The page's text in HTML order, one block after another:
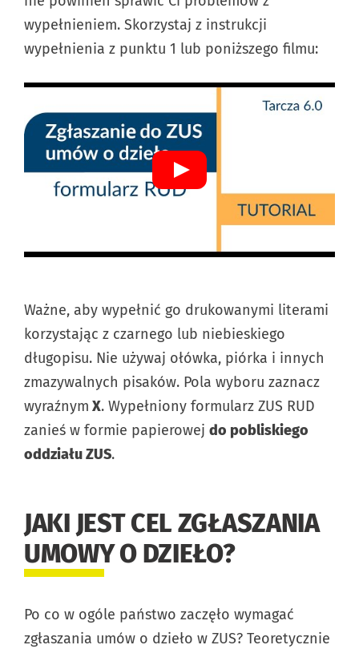
wypełnieniem. Skorzystaj z instrukcji
wypełnienia z punktu 1 lub poniższego filmu:
Ważne, aby wypełnić go drukowanymi literami
korzystając z czarnego lub niebieskiego
długopisu. Nie używaj ołówka, piórka i innych
zmazywalnych pisaków. Pola wyboru zaznacz
wyraźnym X. Wypełniony formularz ZUS RUD
zanieś w formie papierowej do pobliskiego
oddziału ZUS.
JAKI JEST CEL ZGŁASZANIA
UMOWY O DZIEŁO?
Po co w ogóle państwo zaczęło wymagać
zgłaszania umów o dzieło w ZUS? Teoretycznie